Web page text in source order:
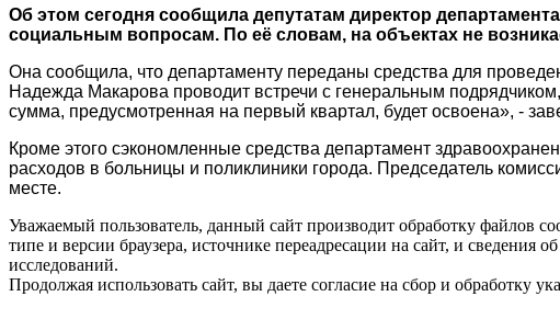
Об этом сегодня сообщила депутатам директор
социальным вопросам. По её словам, на объектах не
Она сообщила, что департаменту переданы средства для
Надежда Макарова проводит встречи с генеральным
сумма, предусмотренная на первый квартал, будет освоена», -
Кроме этого сэкономленные средства департамент
расходов в больницы и поликлиники города. Председатель
месте.
Уважаемый пользователь, данный сайт производит обработку файлов
типе и версии браузера, источнике переадресации на сайт, и сведения
исследований.
Продолжая использовать сайт, вы даете согласие на сбор и